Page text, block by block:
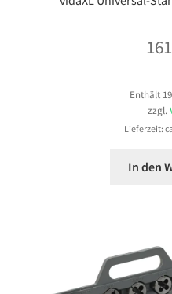
Enthält
zzgl.
Lieferzeit:
In den